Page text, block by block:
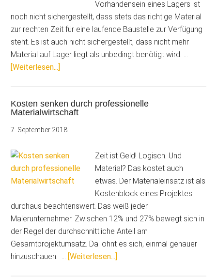
Vorhandensein eines Lagers ist
noch nicht sichergestellt, dass stets das richtige Material
zur rechten Zeit für eine laufende Baustelle zur Verfügung
steht. Es ist auch nicht sichergestellt, dass nicht mehr
Material auf Lager liegt als unbedingt benötigt wird. …
[Weiterlesen...]
die
Baustelle:
SmartScan
für
Durchblick
im
Kosten senken durch professionelle
Materialwirtschaft
7. September 2018
Zeit ist Geld! Logisch. Und
Material? Das kostet auch
etwas. Der Materialeinsatz ist als
Kostenblock eines Projektes
durchaus beachtenswert. Das weiß jeder
Malerunternehmer. Zwischen 12% und 27% bewegt sich in
der Regel der durchschnittliche Anteil am
Gesamtprojektumsatz. Da lohnt es sich, einmal genauer
hinzuschauen. … [Weiterlesen...]